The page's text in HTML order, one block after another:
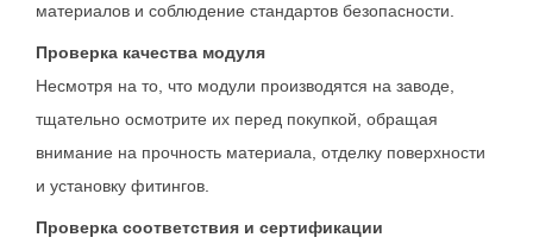
материалов и соблюдение стандартов безопасности.
Проверка качества модуля
Несмотря на то, что модули производятся на заводе,
тщательно осмотрите их перед покупкой, обращая
внимание на прочность материала, отделку поверхности
и установку фитингов.
Проверка соответствия и сертификации